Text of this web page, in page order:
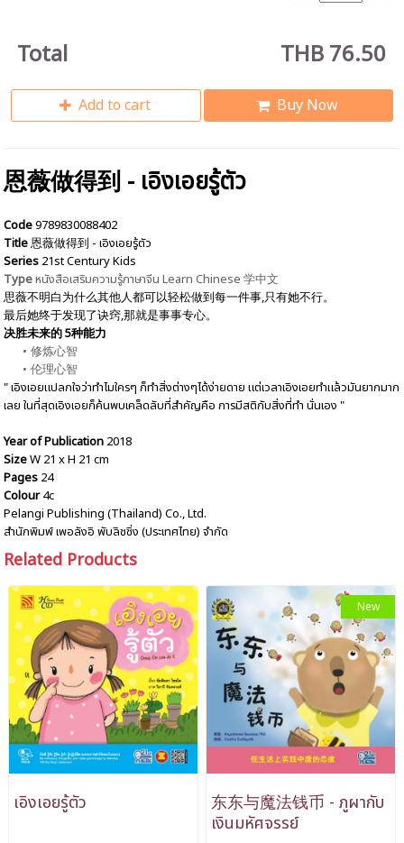
Total THB 76.50
Add to cart Buy Now
恩薇做得到 - เอิงเอยรู้ตัว
Code9789830088402
Title恩薇做得到 - เอิงเอยรู้ตัว
Series 21st Century Kids
Typeหนังสือเสริมความรู้ภาษาจีน Learn Chinese 学中文
思薇不明白为什么其他人都可以轻松做到每一件事,只有她不行。
最后她终于发现了诀窍,那就是事事专心。
决胜未来的 5种能力
修炼心智
伦理心智
" เอิงเอยแปลกใจว่าทำไมใครๆ ก็ทำสิ่งต่างๆได้ง่ายดาย แต่เวลาเอิงเอยทำแล้วมันยากมาก
เลย ในที่สุดเอิงเอยก็ค้นพบเคล็ดลับที่สำคัญคือ การมีสติกับสิ่งที่ทำ นั่นเอง "
Year of Publication 2018
SizeW 21 x H 21 cm
Pages 24
Colour4c
Pelangi Publishing (Thailand) Co., Ltd.
สำนักพิมพ์ เพอลังอิ พับลิชชิ่ง (ประเทศไทย) จำกัด
Related Products
เอิงเอยรู้ตัว
New
东东与魔法钱币 - ภูผากับ
เงินมหัศจรรย์